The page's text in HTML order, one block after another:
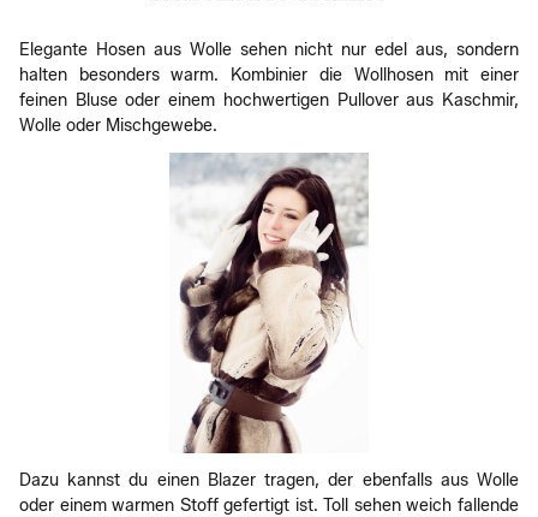
Elegante Hosen aus Wolle sehen nicht nur edel aus, sondern
halten besonders warm. Kombinier die Wollhosen mit einer
feinen Bluse oder einem hochwertigen Pullover aus Kaschmir,
Wolle oder Mischgewebe.
Dazu kannst du einen Blazer tragen, der ebenfalls aus Wolle
oder einem warmen Stoff gefertigt ist. Toll sehen weich fallende